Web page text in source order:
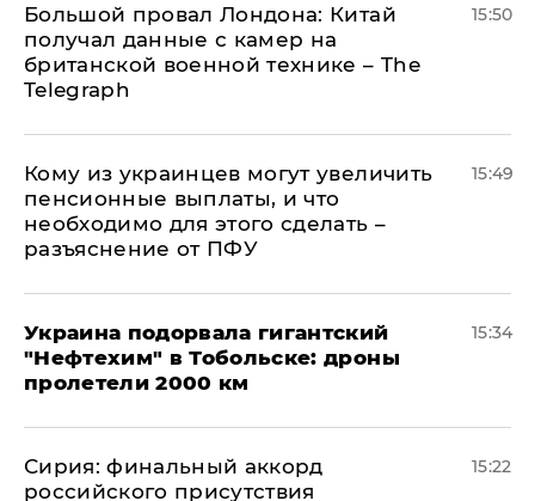
Большой провал Лондона: Китай
получал данные с камер на
британской военной технике – The
Telegraph
15:50
Кому из украинцев могут увеличить
пенсионные выплаты, и что
необходимо для этого сделать –
разъяснение от ПФУ
15:49
Украина подорвала гигантский
"Нефтехим" в Тобольске: дроны
пролетели 2000 км
15:34
​Сирия: финальный аккорд
российского присутствия
15:22